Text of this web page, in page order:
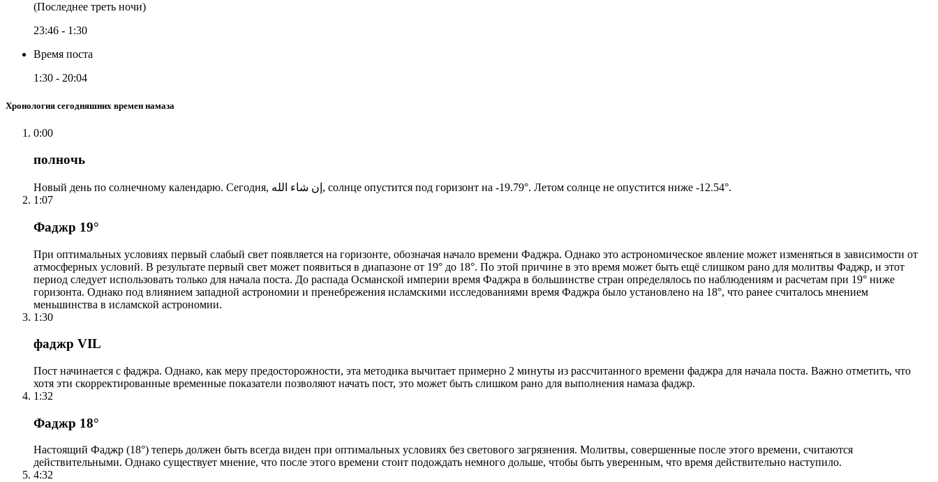
(Последнее треть ночи)
23:46 - 1:30
Время поста
1:30 - 20:04
Хронология сегодняшних времен намаза
0:00
полночь
Новый день по солнечному календарю. Сегодня, إن شاء الله, солнце опустится под горизонт на -19.79°. Летом солнце не опустится ниже -12.54°.
1:07
Фаджр 19°
При оптимальных условиях первый слабый свет появляется на горизонте, обозначая начало времени Фаджра. Однако это астрономическое явление может изменяться в зависимости от
атмосферных условий. В результате первый свет может появиться в диапазоне от 19° до 18°. По этой причине в это время может быть ещё слишком рано для молитвы Фаджр, и этот
период следует использовать только для начала поста. До распада Османской империи время Фаджра в большинстве стран определялось по наблюдениям и расчетам при 19° ниже
горизонта. Однако под влиянием западной астрономии и пренебрежения исламскими исследованиями время Фаджра было установлено на 18°, что ранее считалось мнением
меньшинства в исламской астрономии.
1:30
фаджр VIL
Пост начинается с фаджра. Однако, как меру предосторожности, эта методика вычитает примерно 2 минуты из рассчитанного времени фаджра для начала поста. Важно отметить, что
хотя эти скорректированные временные показатели позволяют начать пост, это может быть слишком рано для выполнения намаза фаджр.
1:32
Фаджр 18°
Настоящий Фаджр (18°) теперь должен быть всегда виден при оптимальных условиях без светового загрязнения. Молитвы, совершенные после этого времени, считаются
действительными. Однако существует мнение, что после этого времени стоит подождать немного дольше, чтобы быть уверенным, что время действительно наступило.
4:32